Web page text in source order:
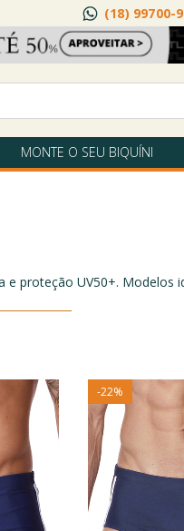
(18) 99700-
MONTE O SEU BIQUÍNI
proteção UV50+. Modelos
-22%